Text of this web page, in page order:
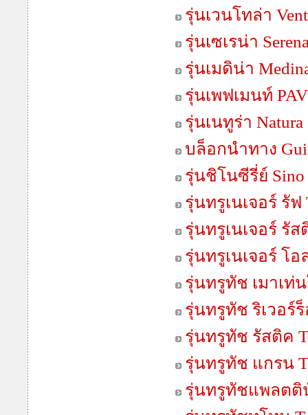
รุ่นเวนโทล่า
รุ่นเซเรน่า
รุ่นเมดิน่า
รุ่นเพฟเมนท์
รุ่นเนทูร่า Natura
บล็อกนำทาง
รุ่นชิโนซีรี่ย์ Sino
รุ่นทรูเนเจอร์ รัฟ
รุ่นทรูเนเจอร์ รัส
รุ่นทรูเนเจอร์ โอ
รุ่นทรูทัช เมาเท่น
รุ่นทรูทัช ริเวอร์ร็
รุ่นทรูทัช รัสติค
รุ่นทรูทัช แกรน
รุ่นทรูทัชแพลตตินั่